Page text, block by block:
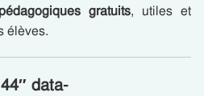
gratuits, utiles et
élèves.
data-